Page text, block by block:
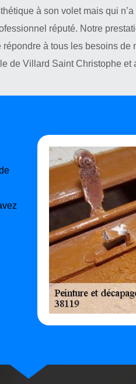
à son volet mais qui
réputé. Notre
répondre à tous les besoins de
de Villard Saint Christophe et